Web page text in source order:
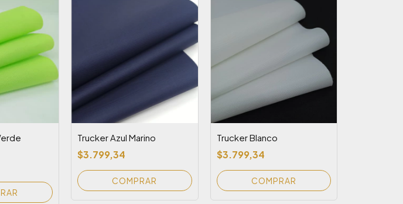
Trucker Azul Marino
$3.799,34
Trucker Blanco
$3.799,34